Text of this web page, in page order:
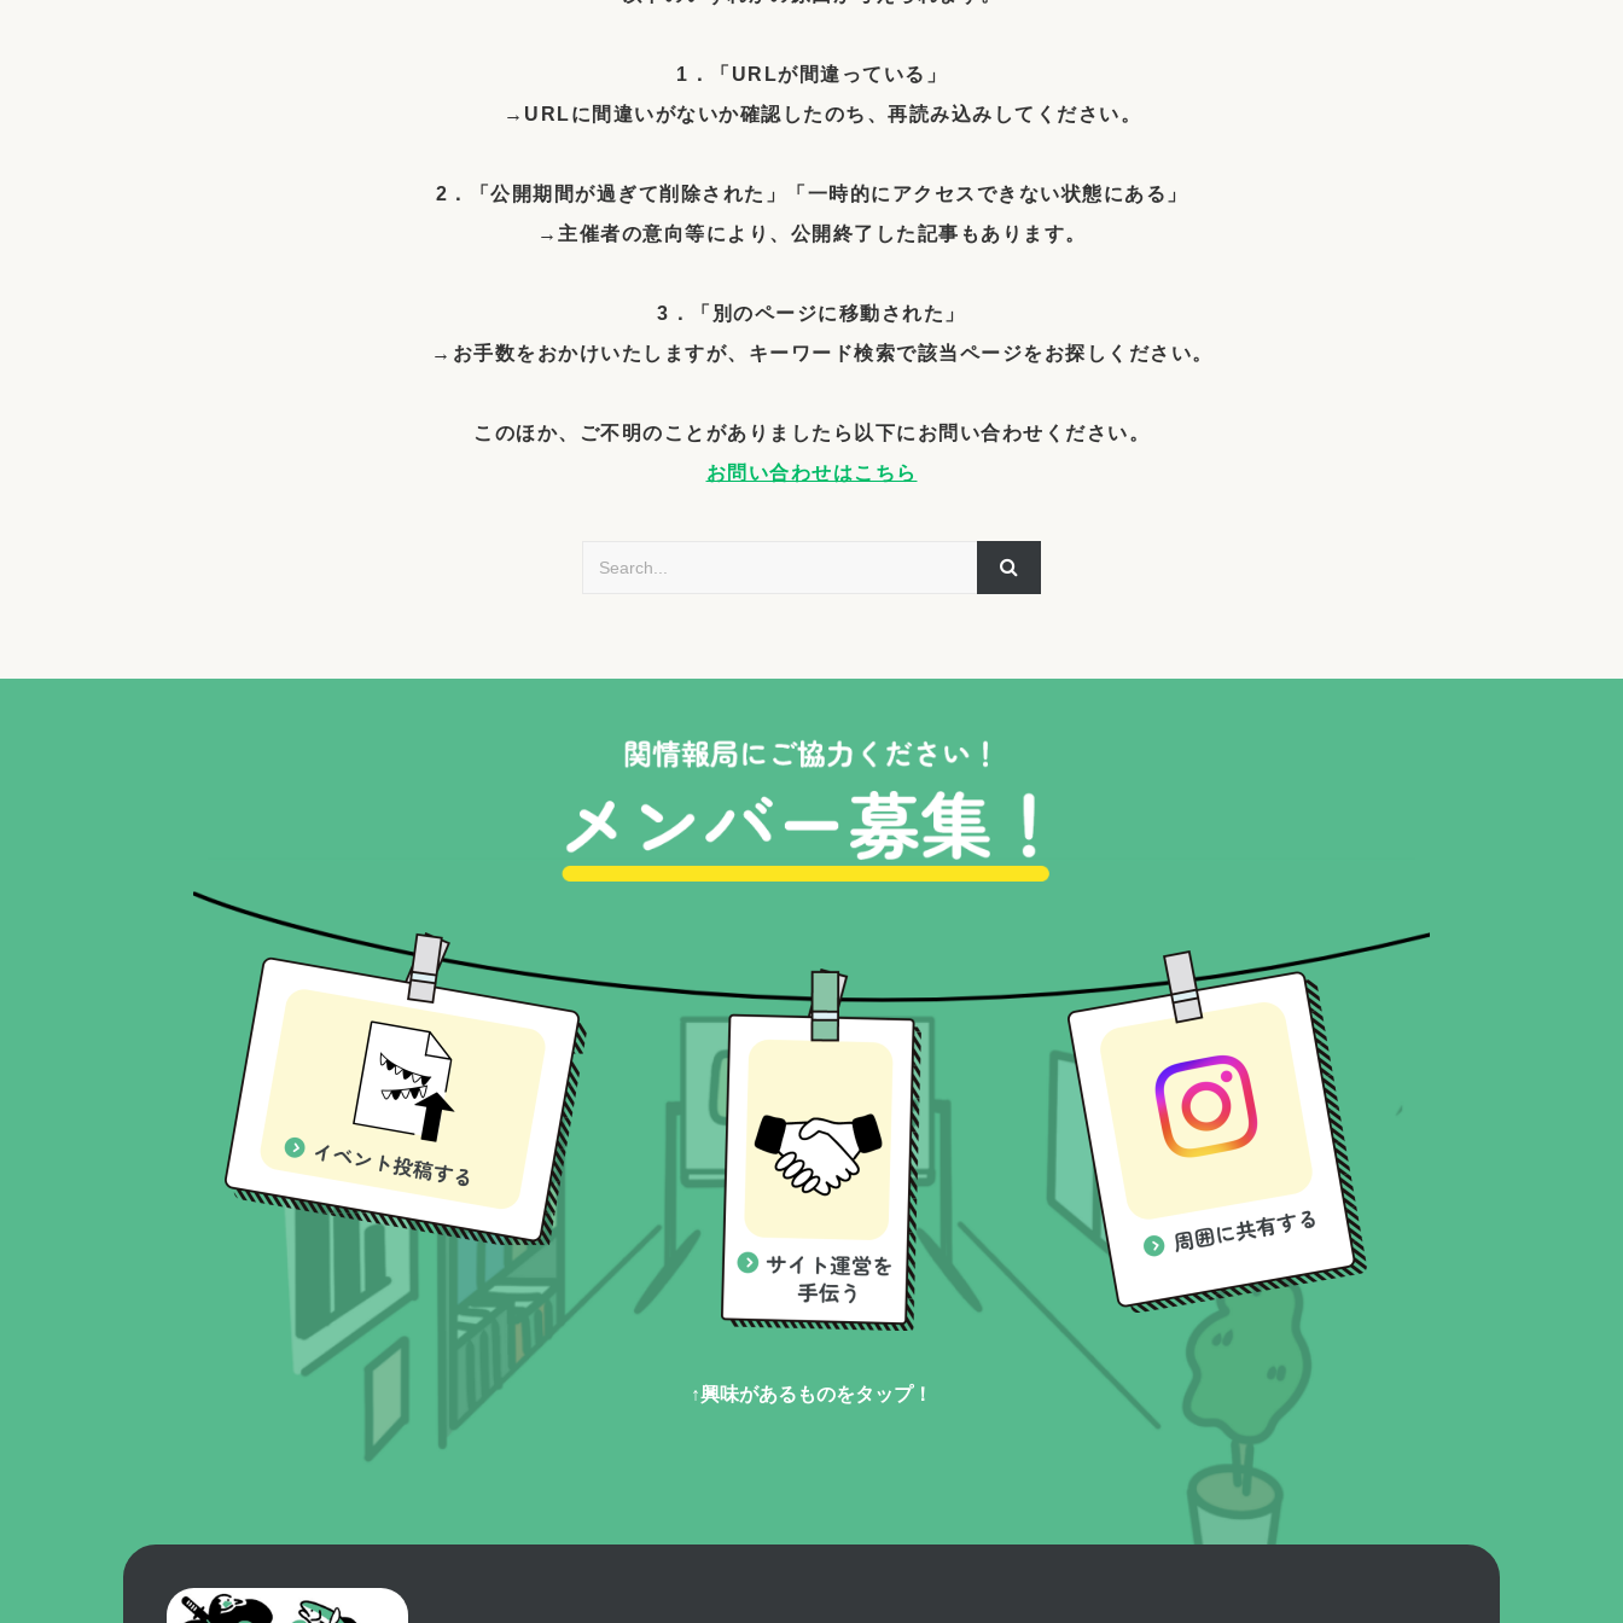
1．「URLが間違っている」
→URLに間違いがないか確認したのち、再読み込みしてください。
2．「公開期間が過ぎて削除された」「一時的にアクセスできない状態にある」
→主催者の意向等により、公開終了した記事もあります。
3．「別のページに移動された」
→お手数をおかけいたしますが、キーワード検索で該当ページをお探しください。
このほか、ご不明のことがありましたら以下にお問い合わせください。
お問い合わせはこちら
↑興味があるものをタップ！